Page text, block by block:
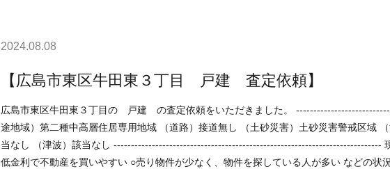
2024.08.08
【広島市東区牛田東３丁目 戸建 査定依頼】
広島市東区牛田東３丁目の 戸建 の査定依頼をいただきました。 ----------------------------------------------------------------------------- （用
途地域）第二種中高層住居専用地域 （道路）接道無し （土砂災害）土砂災害警戒区域
当なし （津波）該当なし ----------------------------------------------------------------------------- 現在の不動産市況については、 ○住宅ローンが
低金利で不動産を買いやすい ○売り物件が少なく、物件を探している人が多い などの状況ですので、 「不動産売却のやり方によっては